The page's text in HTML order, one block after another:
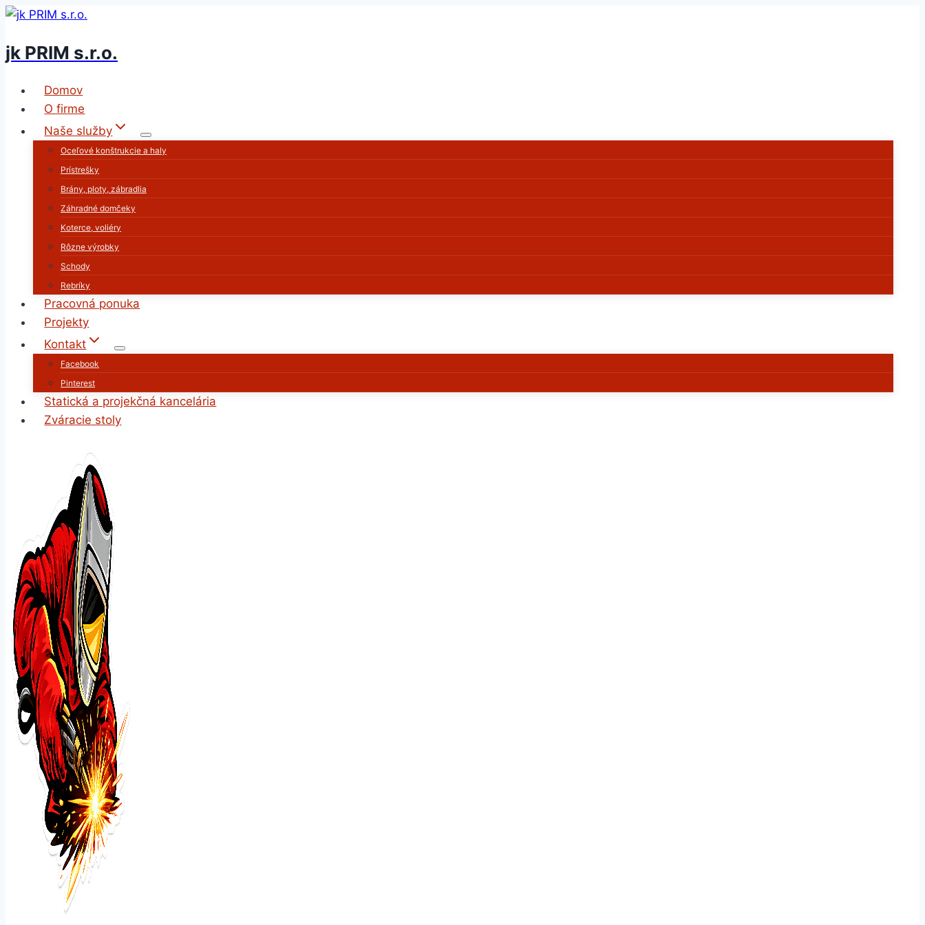
Skip
content
jk PRIM s.r.o.
Domov
O firme
Naše služby
Oceľové konštrukcie a haly
Prístrešky
Brány, ploty, zábradlia
Záhradné domčeky
Koterce, voliéry
Rôzne výrobky
Schody
Rebríky
Pracovná ponuka
Projekty
Kontakt
Facebook
Pinterest
Statická a projekčná kancelária
Zváracie stoly